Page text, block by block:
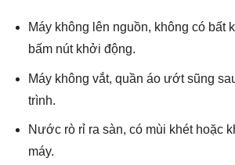
Máy không lên nguồn, không có bất
bấm nút khởi động.
Máy không vắt, quần áo ướt sũng
trình.
Nước rò rỉ ra sàn, có mùi khét hoặc
máy.